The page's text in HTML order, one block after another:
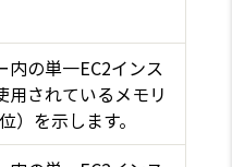
内の単一EC2インス
用されているメモリ
）を示します。